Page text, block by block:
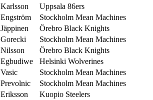
Karlsson
Uppsala 86ers
Engström
Stockholm Mean Machines
Jäppinen
Örebro Black Knights
Gorecki
Stockholm Mean Machines
Nilsson
Örebro Black Knights
Egbudiwe
Helsinki Wolverines
Vasic
Stockholm Mean Machines
Prevolnic
Stockholm Mean Machines
Eriksson
Kuopio Steelers